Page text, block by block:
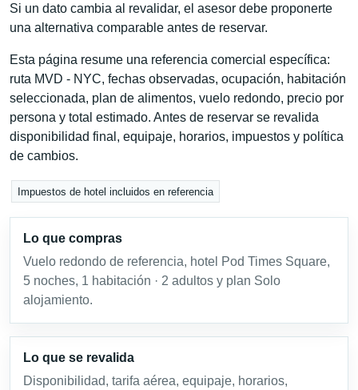
Si un dato cambia al revalidar, el asesor debe proponerte
una alternativa comparable antes de reservar.
Esta página resume una referencia comercial específica:
ruta MVD - NYC, fechas observadas, ocupación, habitación
seleccionada, plan de alimentos, vuelo redondo, precio por
persona y total estimado. Antes de reservar se revalida
disponibilidad final, equipaje, horarios, impuestos y política
de cambios.
Impuestos de hotel incluidos en referencia
Lo que compras
Vuelo redondo de referencia, hotel Pod Times Square,
5 noches, 1 habitación · 2 adultos y plan Solo
alojamiento.
Lo que se revalida
Disponibilidad, tarifa aérea, equipaje, horarios,